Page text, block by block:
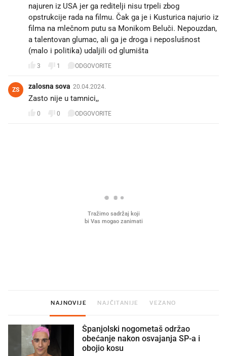
najuren iz USA jer ga reditelji nisu trpeli zbog
opstrukcije rada na filmu. Čak ga je i Kusturica najurio iz
filma na mlečnom putu sa Monikom Beluči. Nepouzdan,
a talentovan glumac, ali ga je droga i neposlušnost
(malo i politika) udaljili od glumišta
3 1 ODGOVORITE
ZS zalosna sova 20.04.2024.
Zasto nije u tamnici,,
0 0 ODGOVORITE
NAJNOVIJE NAJČITANIJE VEZANO
Španjolski nogometaš održao
obećanje nakon osvajanja SP-a i
obojio kosu